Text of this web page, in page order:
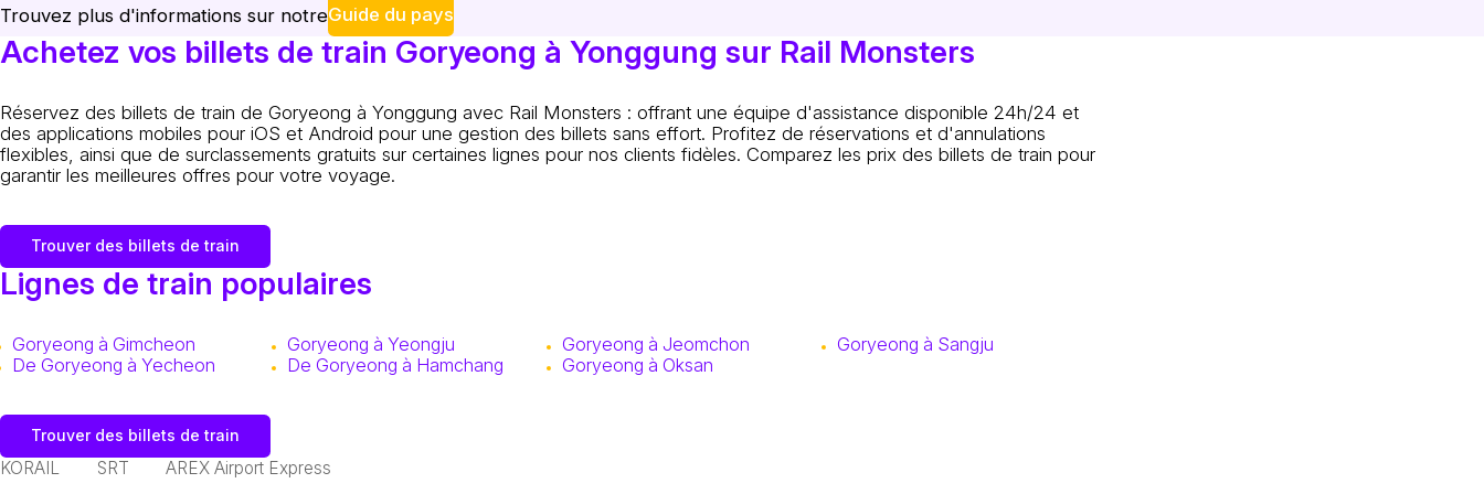
Trouvez plus d'informations sur notreGuide du pays
Achetez vos billets de train Goryeong à Yonggung sur Rail Monsters
Réservez des billets de train de Goryeong à Yonggung avec Rail Monsters : offrant une équipe d'assistance disponible 24h/24 et
des applications mobiles pour iOS et Android pour une gestion des billets sans effort. Profitez de réservations et d'annulations
flexibles, ainsi que de surclassements gratuits sur certaines lignes pour nos clients fidèles. Comparez les prix des billets de train pour
garantir les meilleures offres pour votre voyage.
Trouver des billets de train
Lignes de train populaires
Goryeong à Gimcheon
De Goryeong à Yecheon
Goryeong à Yeongju
De Goryeong à Hamchang
Goryeong à Jeomchon
Goryeong à Oksan
Goryeong à Sangju
Trouver des billets de train
KORAIL SRT AREX Airport Express